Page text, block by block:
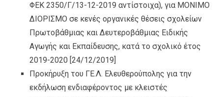
ΦΕΚ 2350/Γ/13-12-2019 αντίστοιχα), για ΜΟΝΙΜΟ
ΔΙΟΡΙΣΜΟ σε κενές οργανικές θέσεις σχολείων
Πρωτοβάθμιας και Δευτεροβάθμιας Ειδικής
Αγωγής και Εκπαίδευσης, κατά το σχολικό έτος
2019-2020 [24/12/2019]
Προκήρυξη του ΓΕ.Λ. Ελευθερούπολης για την
εκδήλωση ενδιαφέροντος με κλειστές